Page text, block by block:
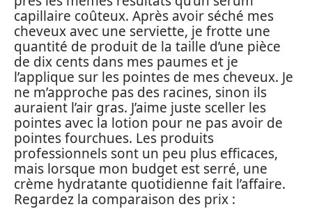
capillaire coûteux. Après avoir séché mes
cheveux avec une serviette, je frotte une
quantité de produit de la taille d’une pièce
de dix cents dans mes paumes et je
l’applique sur les pointes de mes cheveux. Je
ne m’approche pas des racines, sinon ils
auraient l’air gras. J’aime juste sceller les
pointes avec la lotion pour ne pas avoir de
pointes fourchues. Les produits
professionnels sont un peu plus efficaces,
mais lorsque mon budget est serré, une
crème hydratante quotidienne fait l’affaire.
Regardez la comparaison des prix :